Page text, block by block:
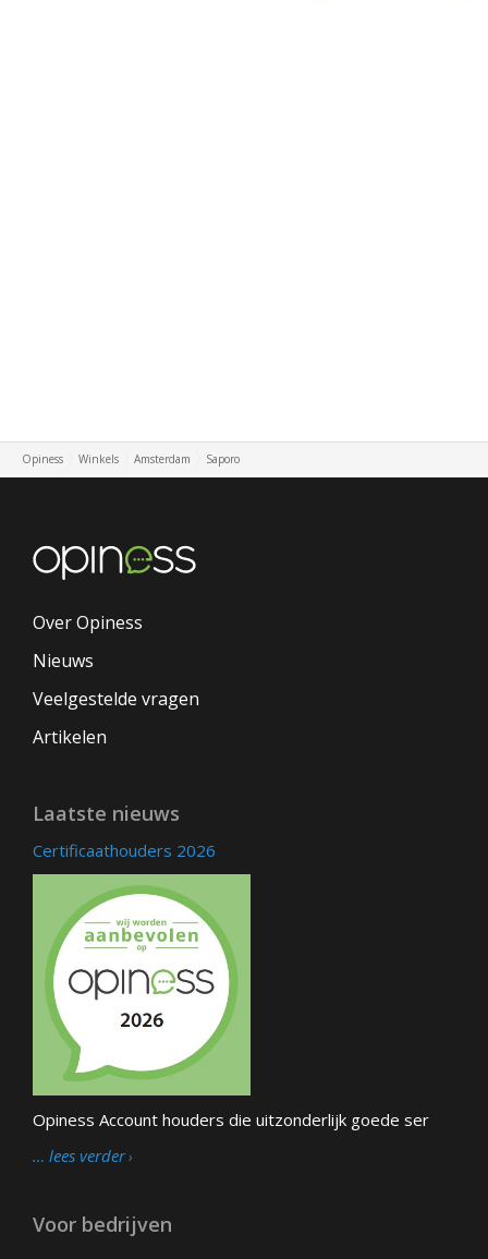
Opiness Winkels Amsterdam Saporo
Over Opiness
Nieuws
Veelgestelde vragen
Artikelen
Laatste nieuws
Certificaathouders 2026
Opiness Account houders die uitzonderlijk goede ser
… lees verder
Voor bedrijven